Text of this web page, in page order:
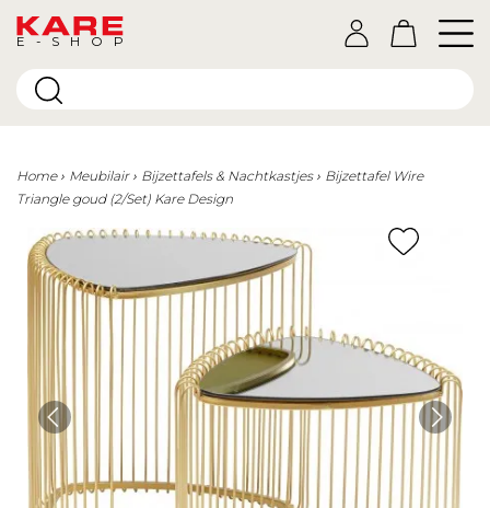
E-SHOP
Home Meubilair Bijzettafels & Nachtkastjes
Bijzettafel Wire
Triangle goud (2/Set) Kare Design